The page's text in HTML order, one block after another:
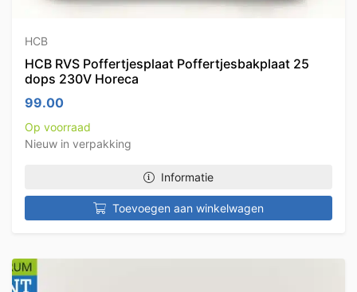
HCB
HCB RVS Poffertjesplaat Poffertjesbakplaat 25
dops 230V Horeca
99.00
Op voorraad
Nieuw in verpakking
Informatie
Toevoegen aan winkelwagen